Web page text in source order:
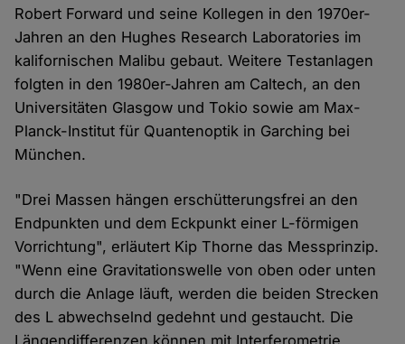
Robert Forward und seine Kollegen in den 1970er-
Jahren an den Hughes Research Laboratories im
kalifornischen Malibu gebaut. Weitere Testanlagen
folgten in den 1980er-Jahren am Caltech, an den
Universitäten Glasgow und Tokio sowie am Max-
Planck-Institut für Quantenoptik in Garching bei
München.
"Drei Massen hängen erschütterungsfrei an den
Endpunkten und dem Eckpunkt einer L-förmigen
Vorrichtung", erläutert Kip Thorne das Messprinzip.
"Wenn eine Gravitationswelle von oben oder unten
durch die Anlage läuft, werden die beiden Strecken
des L abwechselnd gedehnt und gestaucht. Die
Längendifferenzen können mit Interferometrie